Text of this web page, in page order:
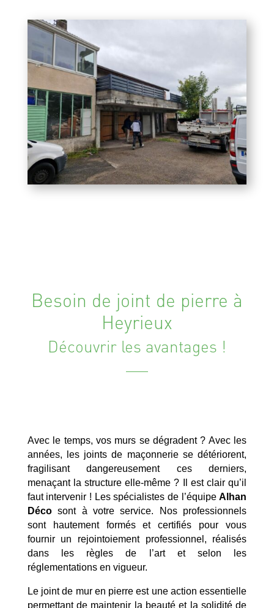
Besoin de joint de pierre à
Heyrieux
Découvrir les avantages !
Avec le temps, vos murs se dégradent ? Avec les
années, les joints de maçonnerie se détériorent,
fragilisant dangereusement ces derniers,
menaçant la structure elle-même ? Il est clair qu’il
faut intervenir ! Les spécialistes de l’équipeAlhan
Décosont à votre service. Nos professionnels
sont hautement formés et certifiés pour vous
fournir un rejointoiement professionnel, réalisés
dans les règles de l’art et selon les
réglementations en vigueur.
Le joint de mur en pierre est une action essentielle
permettant de maintenir la beauté et la solidité de